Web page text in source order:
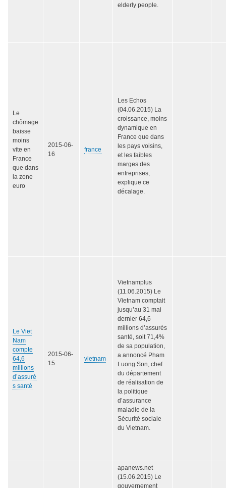
elderly people.
Le
chômage
baisse
moins
vite en
France
que dans
la zone
euro
2015-06-
16
france
Les Echos
(04.06.2015) La
croissance, moins
dynamique en
France que dans
les pays voisins,
et les faibles
marges des
entreprises,
explique ce
décalage.
Le Viet
Nam
compte
64,6
millions
d’assuré
s santé
2015-06-
15
vietnam
Vietnamplus
(11.06.2015) Le
Vietnam comptait
jusqu’au 31 mai
dernier 64,6
millions d’assurés
santé, soit 71,4%
de sa population,
a annoncé Pham
Luong Son, chef
du département
de réalisation de
la politique
d’assurance
maladie de la
Sécurité sociale
du Vietnam.
apanews.net
(15.06.2015) Le
gouvernement